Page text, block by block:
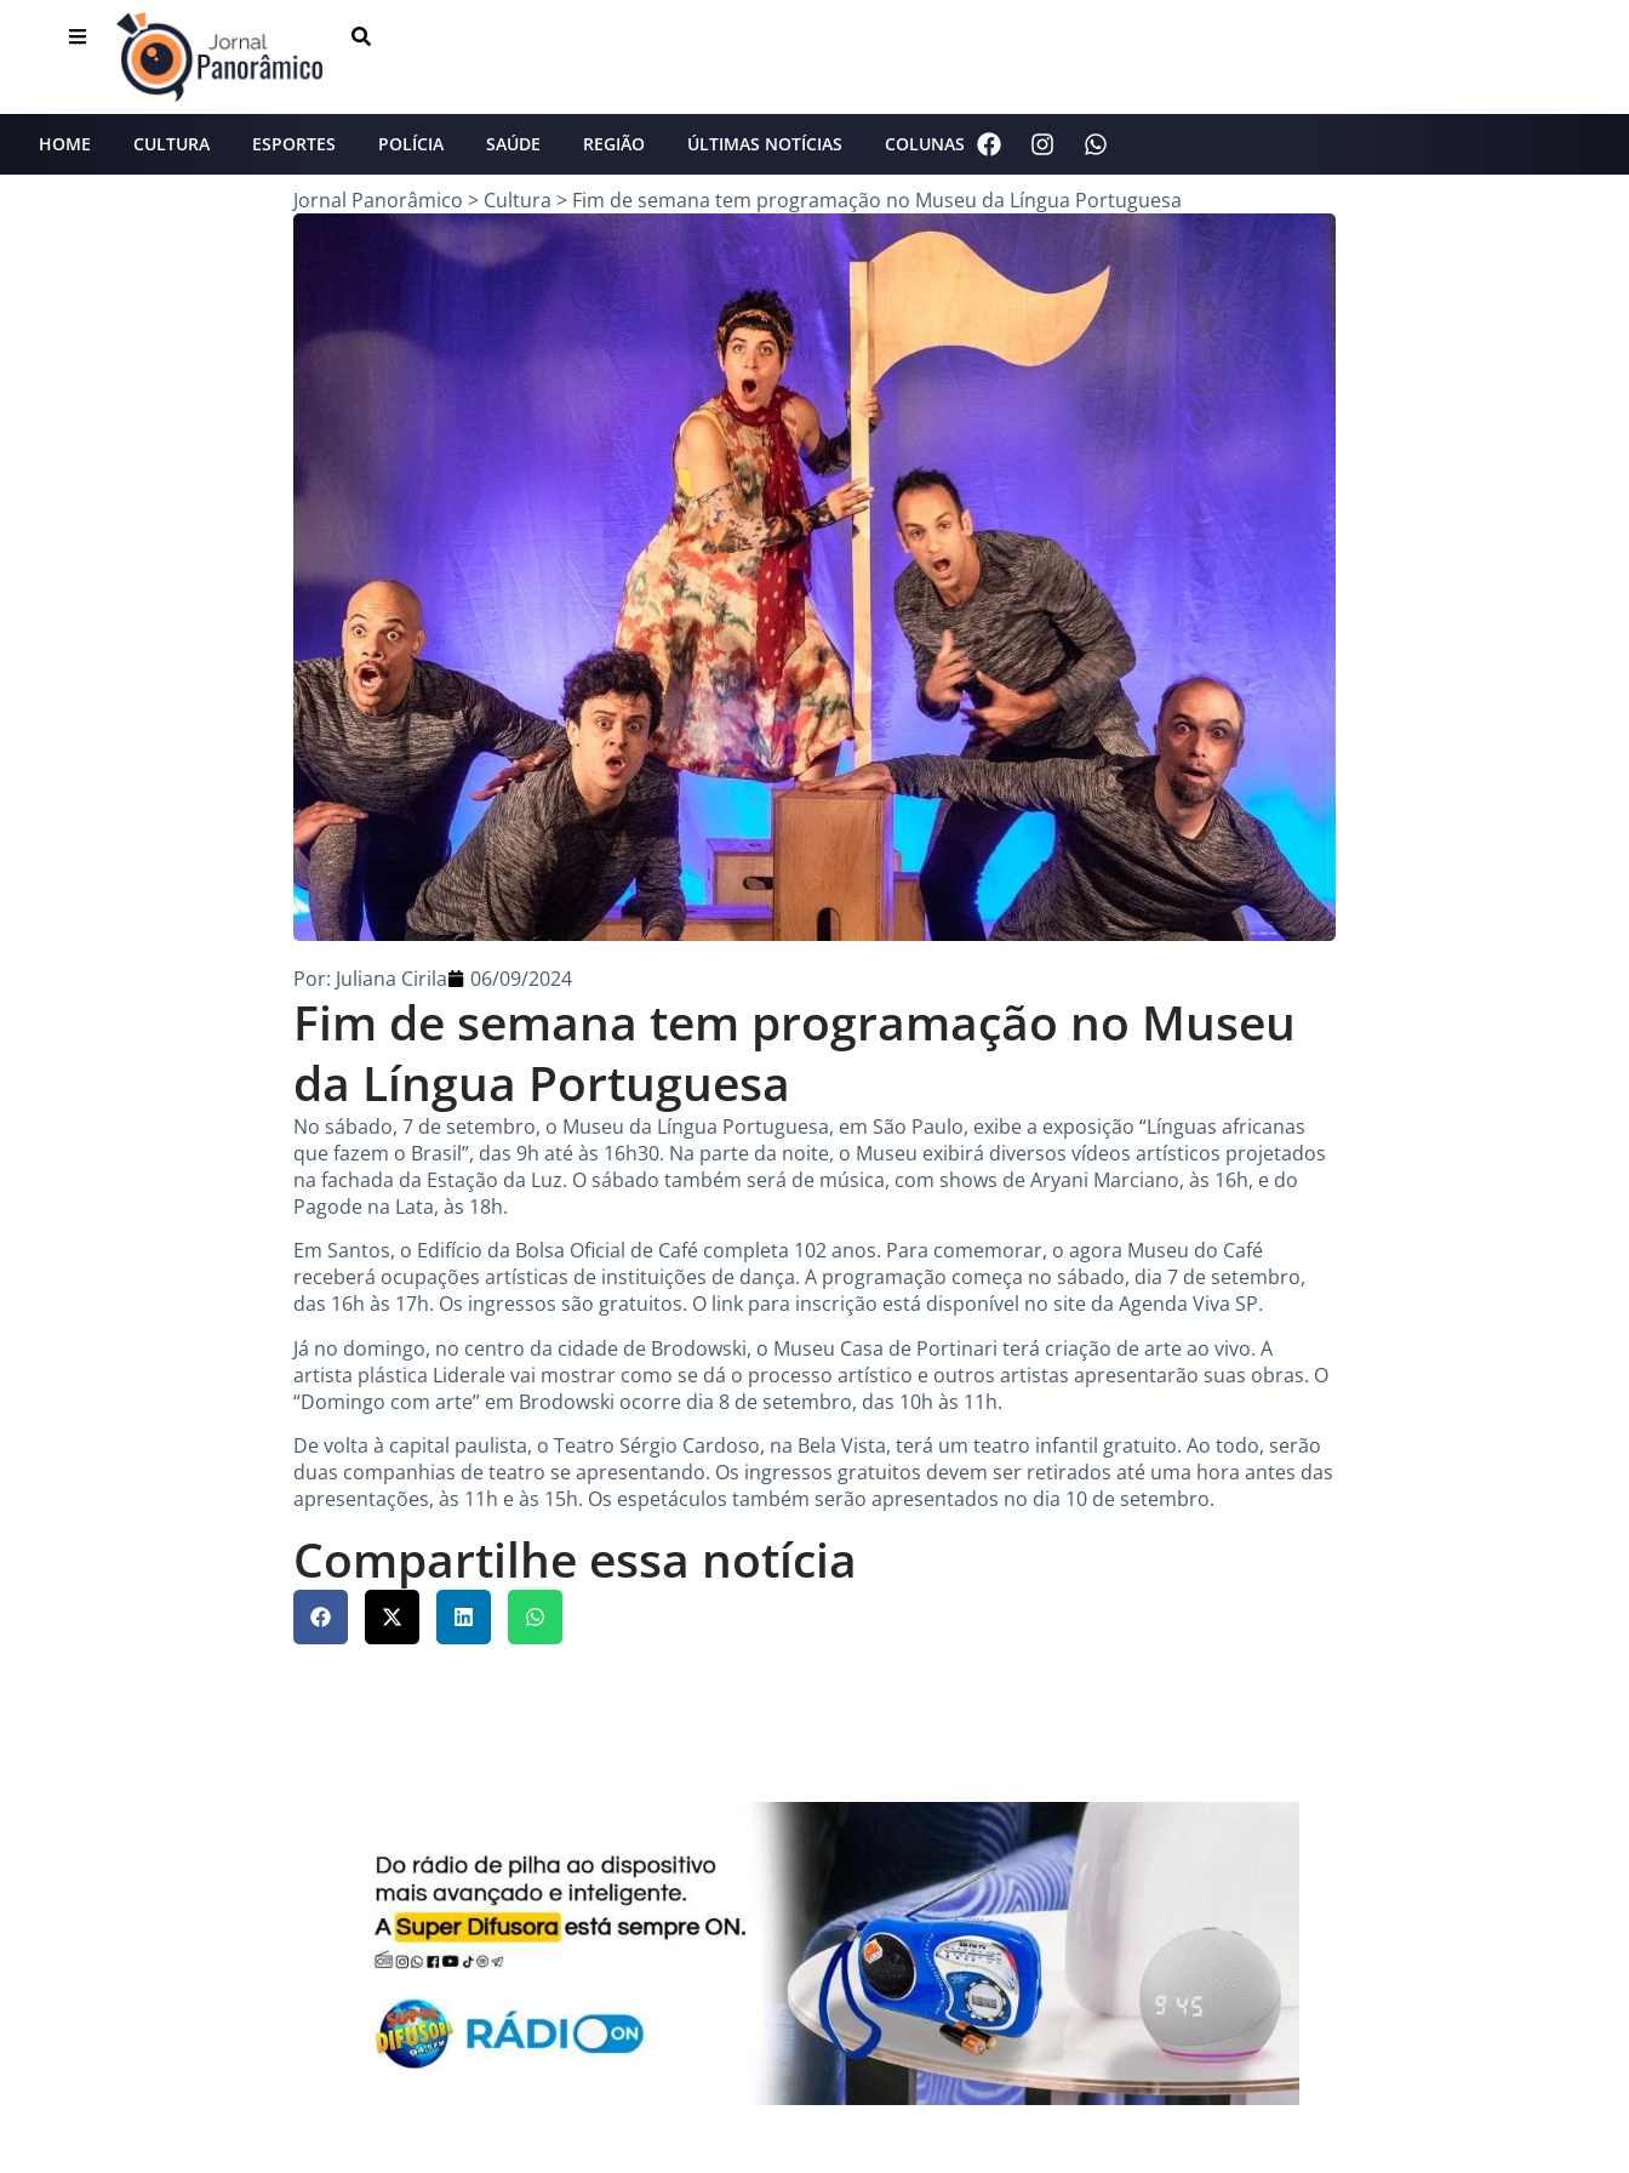
HOME CULTURA ESPORTES POLÍCIA SAÚDE REGIÃO ÚLTIMAS NOTÍCIAS COLUNAS
Jornal Panorâmico > Cultura > Fim de semana tem programação no Museu da Língua Portuguesa
Fim de semana tem programação no Museu
da Língua Portuguesa
Por: Juliana Cirila 06/09/2024
No sábado, 7 de setembro, o Museu da Língua Portuguesa, em São Paulo, exibe a exposição “Línguas africanas
que fazem o Brasil”, das 9h até às 16h30. Na parte da noite, o Museu exibirá diversos vídeos artísticos projetados
na fachada da Estação da Luz. O sábado também será de música, com shows de Aryani Marciano, às 16h, e do
Pagode na Lata, às 18h.
Em Santos, o Edifício da Bolsa Oficial de Café completa 102 anos. Para comemorar, o agora Museu do Café
receberá ocupações artísticas de instituições de dança. A programação começa no sábado, dia 7 de setembro,
das 16h às 17h. Os ingressos são gratuitos. O link para inscrição está disponível no site da Agenda Viva SP.
Já no domingo, no centro da cidade de Brodowski, o Museu Casa de Portinari terá criação de arte ao vivo. A
artista plástica Liderale vai mostrar como se dá o processo artístico e outros artistas apresentarão suas obras. O
“Domingo com arte” em Brodowski ocorre dia 8 de setembro, das 10h às 11h.
De volta à capital paulista, o Teatro Sérgio Cardoso, na Bela Vista, terá um teatro infantil gratuito. Ao todo, serão
duas companhias de teatro se apresentando. Os ingressos gratuitos devem ser retirados até uma hora antes das
apresentações, às 11h e às 15h. Os espetáculos também serão apresentados no dia 10 de setembro.
Compartilhe essa notícia